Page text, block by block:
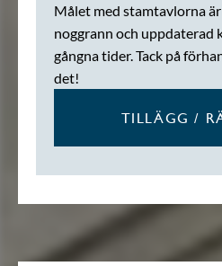
Målet med stamtavlorna
noggrann och uppdaterad
gångna tider. Tack på
det!
TILLÄGG /